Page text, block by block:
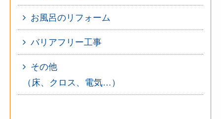
お風呂のリフォーム
バリアフリー工事
その他
（床、クロス、電気…）